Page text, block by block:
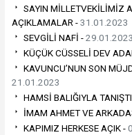
SAYIN MİLLETVEKİLİMİZ
AÇIKLAMALAR -31.01.2023
SEVGİLİ NAFİ -29.01.2023
KÜÇÜK CÜSSELİ DEV
KAVUNCU’NUN SON
21.01.2023
HAMSİ BALIĞIYLA
İMAM AHMET VE
KAPIMIZ HERKESE AÇIK -